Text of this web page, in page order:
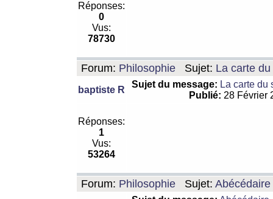
Réponses:
0
Vus:
78730
Forum: Philosophie Sujet: La carte
baptiste R
Sujet du message: La carte du
Publié: 28 Février
Réponses:
1
Vus:
53264
Forum: Philosophie Sujet: Abécédaire